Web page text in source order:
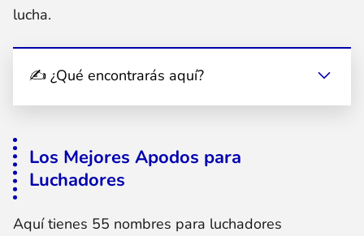
lucha.
✍ ¿Qué encontrarás aquí?
Los Mejores Apodos para
Luchadores
Aquí tienes 55 nombres para luchadores